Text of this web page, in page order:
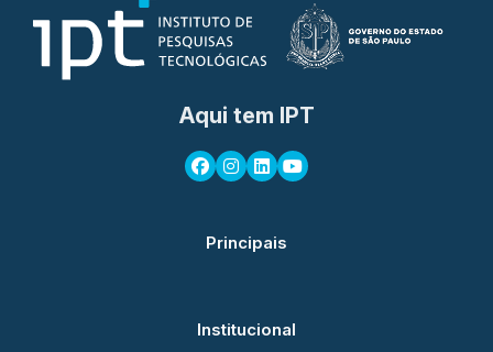
Aqui tem IPT
Principais
Institucional